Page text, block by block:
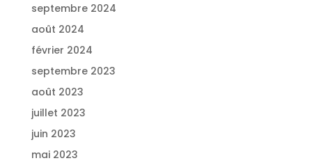
septembre 2024
août 2024
février 2024
septembre 2023
août 2023
juillet 2023
juin 2023
mai 2023